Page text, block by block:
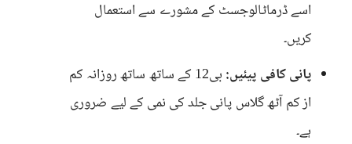
اسے ڈرماٹالوجسٹ کے مشورے سے استعمال
کریں۔
پانی کافی پیئیں:
بی12 کے ساتھ ساتھ روزانہ کم
از کم آٹھ گلاس پانی جلد کی نمی کے لیے ضروری
ہے۔